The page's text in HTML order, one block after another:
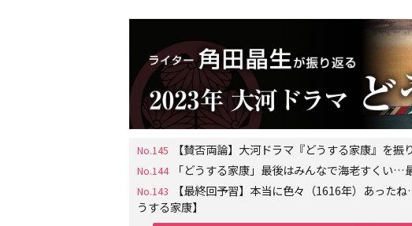
No.145 【賛否両論】大河ドラマ『どうする家康』を
No.144 「どうする家康」最後はみんなで海老すくい…
No.143
【最終回予習】本当に色々（1616年）あった
うする家康】